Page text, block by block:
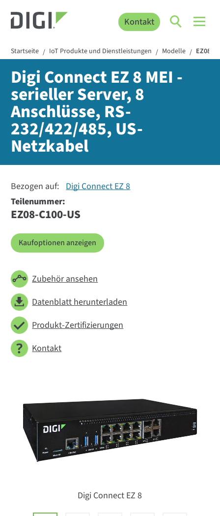
Kontakt
Startseite / IoT Produkte und Dienstleistungen / Modelle / EZ08-
Digi Connect EZ 8 MEI -
serieller Server, 8
Anschlüsse, RS-
232/422/485, US-
Netzkabel
Bezogen auf: Digi Connect EZ 8
Digi Connect EZ 8
Teilenummer:
EZ08-C100-US
Kaufoptionen anzeigen
Zubehör ansehen
Datenblatt herunterladen
Produkt-Zertifizierungen
Kontakt